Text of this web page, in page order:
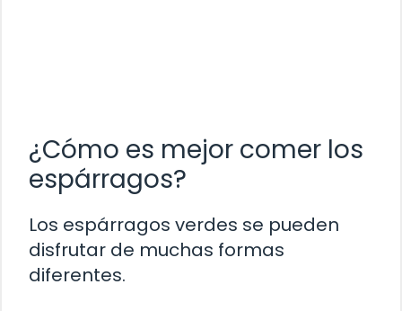
¿Cómo es mejor comer los
espárragos?
Los espárragos verdes se pueden
disfrutar de muchas formas
diferentes.